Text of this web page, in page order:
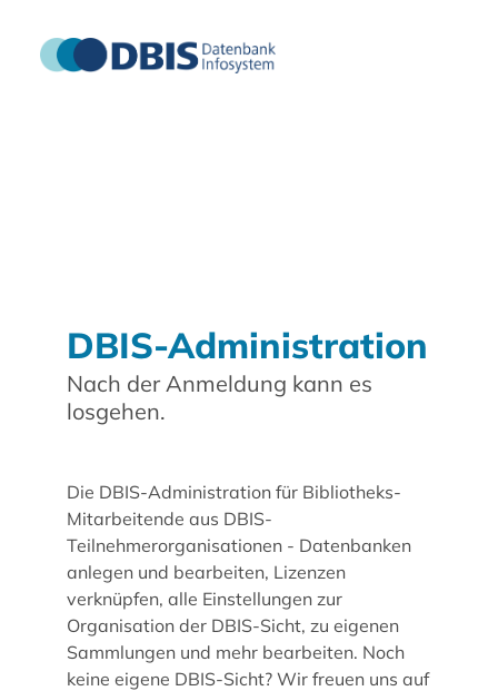
DBIS-Administration
Nach der Anmeldung kann es
losgehen.
Die DBIS-Administration für Bibliotheks-
Mitarbeitende aus DBIS-
Teilnehmerorganisationen - Datenbanken
anlegen und bearbeiten, Lizenzen
verknüpfen, alle Einstellungen zur
Organisation der DBIS-Sicht, zu eigenen
Sammlungen und mehr bearbeiten. Noch
keine eigene DBIS-Sicht? Wir freuen uns auf